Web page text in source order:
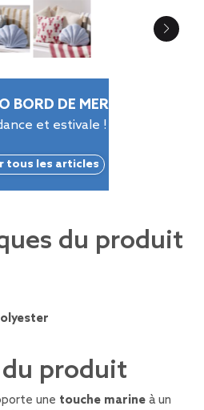
BORD DE MER
et estivale !
tous les articles
du produit
produit
une touche marine à un